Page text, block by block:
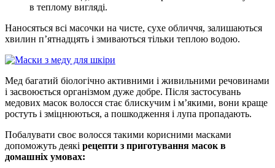
в теплому вигляді.
Наносяться всі масочки на чисте, сухе обличчя, залишаються
хвилин п’ятнадцять і змиваються тільки теплою водою.
Мед багатий біологічно активними і живильними речовинами
і засвоюється організмом дуже добре. Після застосувань
медових масок волосся стає блискучим і м’якими, вони краще
ростуть і зміцнюються, а пошкодження і лупа пропадають.
Побалувати своє волосся такими корисними масками
допоможуть деякі рецепти з приготування масок в
домашніх умовах: